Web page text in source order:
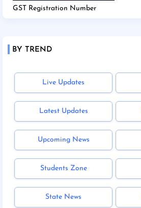
GST Registration Number
BY TREND
Live Updates
Latest Updates
Upcoming News
Students Zone
State News